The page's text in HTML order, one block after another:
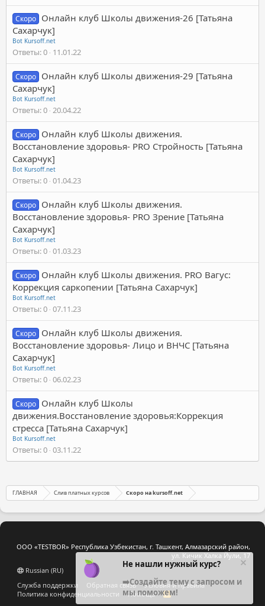
Скоро Онлайн клуб Школы движения-26 [Татьяна
Сахарчук]
Bot Kursoff.net
Ответы 0 11.01.22
Скоро Онлайн клуб Школы движения-29 [Татьяна
Сахарчук]
Bot Kursoff.net
Ответы 0 20.04.22
Скоро Онлайн клуб Школы движения.
Восстановление здоровья- PRO Стройность [Татьяна
Сахарчук]
Bot Kursoff.net
Ответы 0 01.04.23
Скоро Онлайн клуб Школы движения.
Восстановление здоровья- PRO Зрение [Татьяна
Сахарчук]
Bot Kursoff.net
Ответы 0 01.03.23
Скоро Онлайн клуб Школы движения. PRO Вагус:
Коррекция саркопении [Татьяна Сахарчук]
Bot Kursoff.net
Ответы 0 07.11.23
Скоро Онлайн клуб Школы движения.
Восстановление здоровья- Лицо и ВНЧС [Татьяна
Сахарчук]
Bot Kursoff.net
Ответы 0 06.02.23
Скоро Онлайн клуб Школы
движения.Восстановление здоровья:Коррекция
стресса [Татьяна Сахарчук]
Bot Kursoff.net
Ответы 0 03.11.22
ГЛАВНАЯ Слив платных курсов Скоро на kursoff.net
ООО «TESTBOR» Республика Узбекистан, г. Ташкент, Алмазарский район,
ул. Кичик Халка Йули, 17
Russian (RU)
Служба поддержки
Обратная связь
Условия и правила
Политика конфиденциальности
Помощь
R
Не нашли нужный курс?
➡️Создайте тему с запросом и
мы поможем!